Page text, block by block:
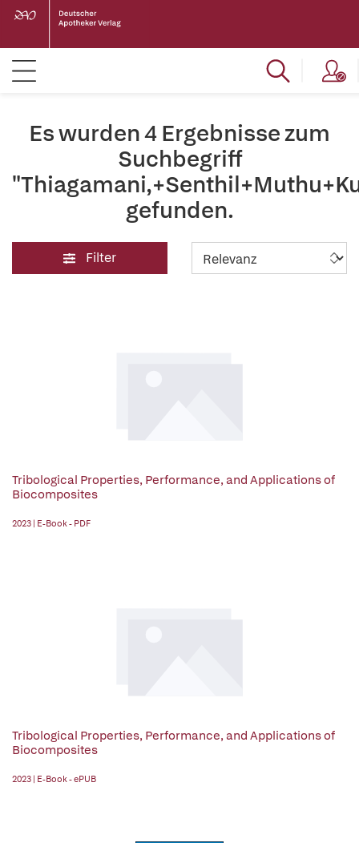
Es wurden 4 Ergebnisse zum
Suchbegriff
gefunden.
Filter
Tribological Properties, Performance, and Applications of
Biocomposites
2023 | E-Book - PDF
Tribological Properties, Performance, and Applications of
Biocomposites
2023 | E-Book - ePUB